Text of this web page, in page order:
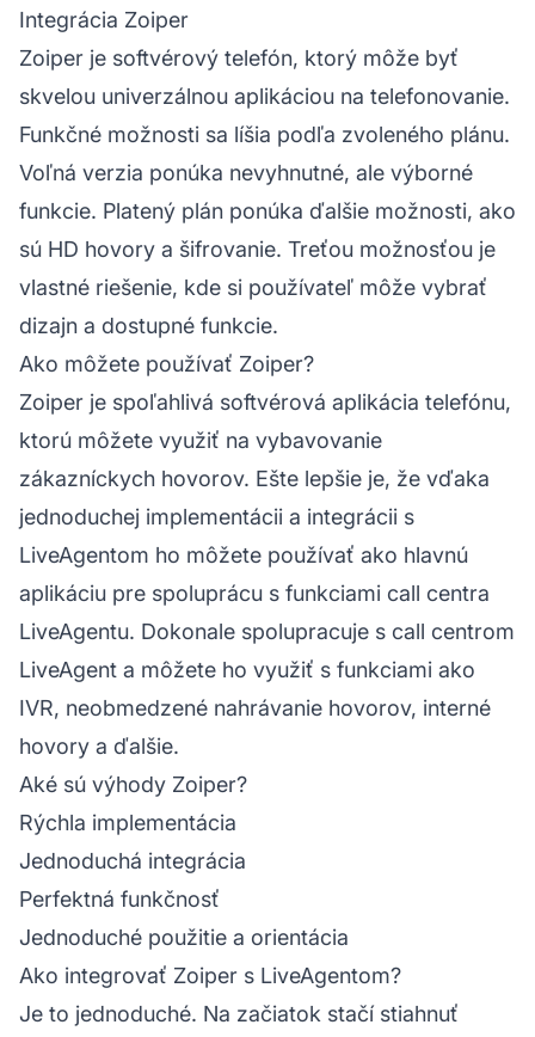
Integrácia Zoiper
Zoiper je softvérový telefón, ktorý môže byť
skvelou univerzálnou aplikáciou na telefonovanie.
Funkčné možnosti sa líšia podľa zvoleného plánu.
Voľná verzia ponúka nevyhnutné, ale výborné
funkcie. Platený plán ponúka ďalšie možnosti, ako
sú HD hovory a šifrovanie. Treťou možnosťou je
vlastné riešenie, kde si používateľ môže vybrať
dizajn a dostupné funkcie.
Ako môžete používať Zoiper?
Zoiper je spoľahlivá softvérová aplikácia telefónu,
ktorú môžete využiť na vybavovanie
zákazníckych hovorov. Ešte lepšie je, že vďaka
jednoduchej implementácii a integrácii s
LiveAgentom ho môžete používať ako hlavnú
aplikáciu pre spoluprácu s funkciami call centra
LiveAgentu. Dokonale spolupracuje s call centrom
LiveAgent a môžete ho využiť s funkciami ako
IVR, neobmedzené nahrávanie hovorov, interné
hovory a ďalšie.
Aké sú výhody Zoiper?
Rýchla implementácia
Jednoduchá integrácia
Perfektná funkčnosť
Jednoduché použitie a orientácia
Ako integrovať Zoiper s LiveAgentom?
Je to jednoduché. Na začiatok stačí stiahnuť